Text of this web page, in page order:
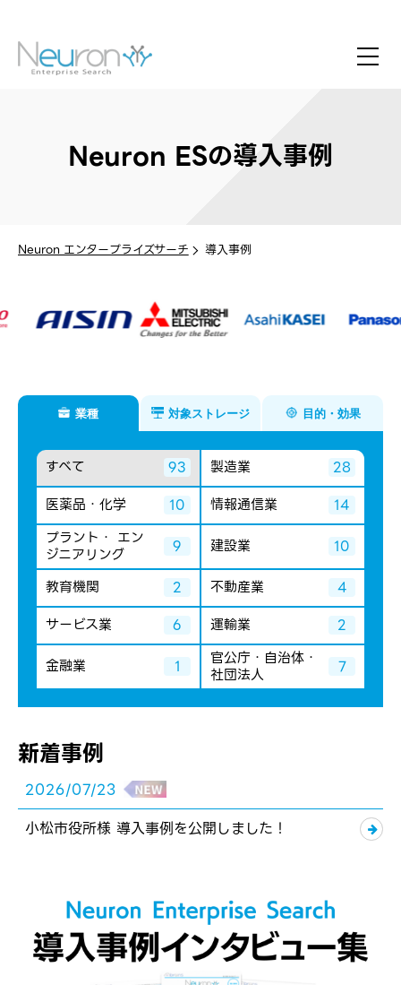
Neuron ESの導入事例
Neuron エンタープライズサーチ 導入事例
業種 対象ストレージ 目的・効果
すべて 93 製造業
28
医薬品・化学
10 情報通信業
14
プラント・ エン
ジニアリング 9 建設業
10
教育機関
2 不動産業
4
サービス業
6 運輸業
2
金融業
1 官公庁・自治体・
社団法人 7
新着事例
2026/07/23
小松市役所様 導入事例を公開しました！